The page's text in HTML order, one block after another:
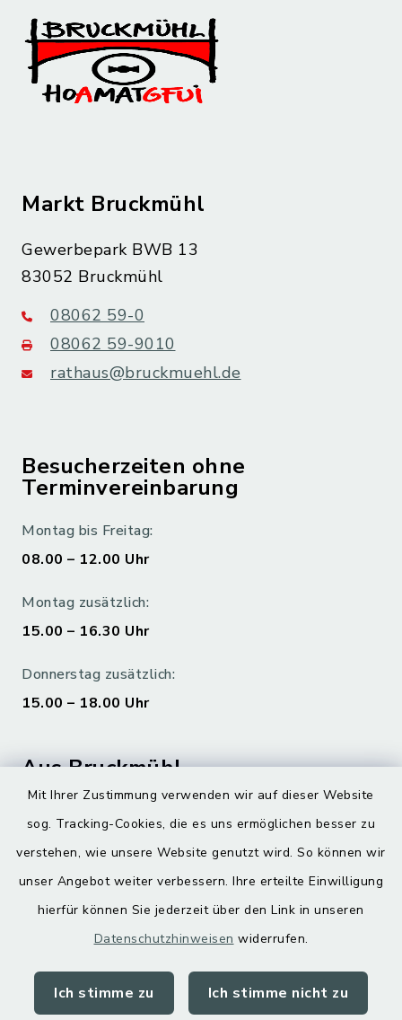
Mit Ihrer Zustimmung verwenden wir auf dieser Website
sog. Tracking-Cookies, die es uns ermöglichen besser zu
verstehen, wie unsere Website genutzt wird. So können wir
unser Angebot weiter verbessern. Ihre erteilte Einwilligung
hierfür können Sie jederzeit über den Link in unseren
Datenschutzhinweisen widerrufen.
Ich stimme zu Ich stimme nicht zu
Markt Bruckmühl
Gewerbepark BWB 13
83052 Bruckmühl
08062 59-0
08062 59-9010
rathaus@bruckmuehl.de
Besucherzeiten ohne
Terminvereinbarung
Montag bis Freitag:
08.00 – 12.00 Uhr
Montag zusätzlich:
15.00 – 16.30 Uhr
Donnerstag zusätzlich:
15.00 – 18.00 Uhr
Aus Bruckmühl
Digitaler Ortsplan
Kontakt